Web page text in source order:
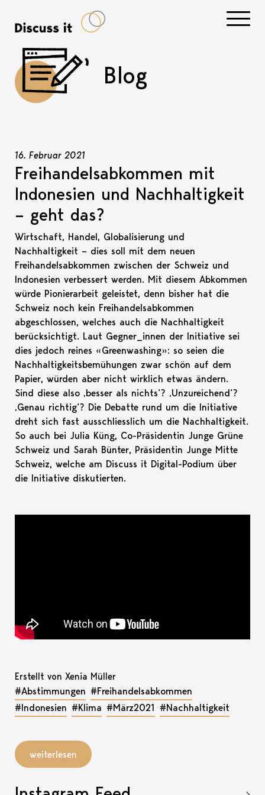
Blog
16. Februar 2021
Freihandelsabkommen mit
Indonesien und Nachhaltigkeit
– geht das?
Wirtschaft, Handel, Globalisierung und
Nachhaltigkeit – dies soll mit dem neuen
Freihandelsabkommen zwischen der Schweiz und
Indonesien verbessert werden. Mit diesem Abkommen
würde Pionierarbeit geleistet, denn bisher hat die
Schweiz noch kein Freihandelsabkommen
abgeschlossen, welches auch die Nachhaltigkeit
berücksichtigt. Laut Gegner_innen der Initiative sei
dies jedoch reines «Greenwashing»: so seien die
Nachhaltigkeitsbemühungen zwar schön auf dem
Papier, würden aber nicht wirklich etwas ändern.
Sind diese also ‚besser als nichts‘? ‚Unzureichend‘?
‚Genau richtig‘? Die Debatte rund um die Initiative
dreht sich fast ausschliesslich um die Nachhaltigkeit.
So auch bei Julia Küng, Co-Präsidentin Junge Grüne
Schweiz und Sarah Bünter, Präsidentin Junge Mitte
Schweiz, welche am Discuss it Digital-Podium über
die Initiative diskutierten.
Erstellt von Xenia Müller
#Abstimmungen #Freihandelsabkommen
#Indonesien #Klima #März2021 #Nachhaltigkeit
weiterlesen